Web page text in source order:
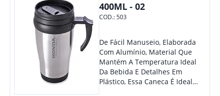
400ML - 02
COD.:503
De Fácil Manuseio, Elaborada
Com Alumínio, Material Que
Mantém A Temperatura Ideal
Da Bebida E Detalhes Em
Plástico, Essa Caneca É Ideal